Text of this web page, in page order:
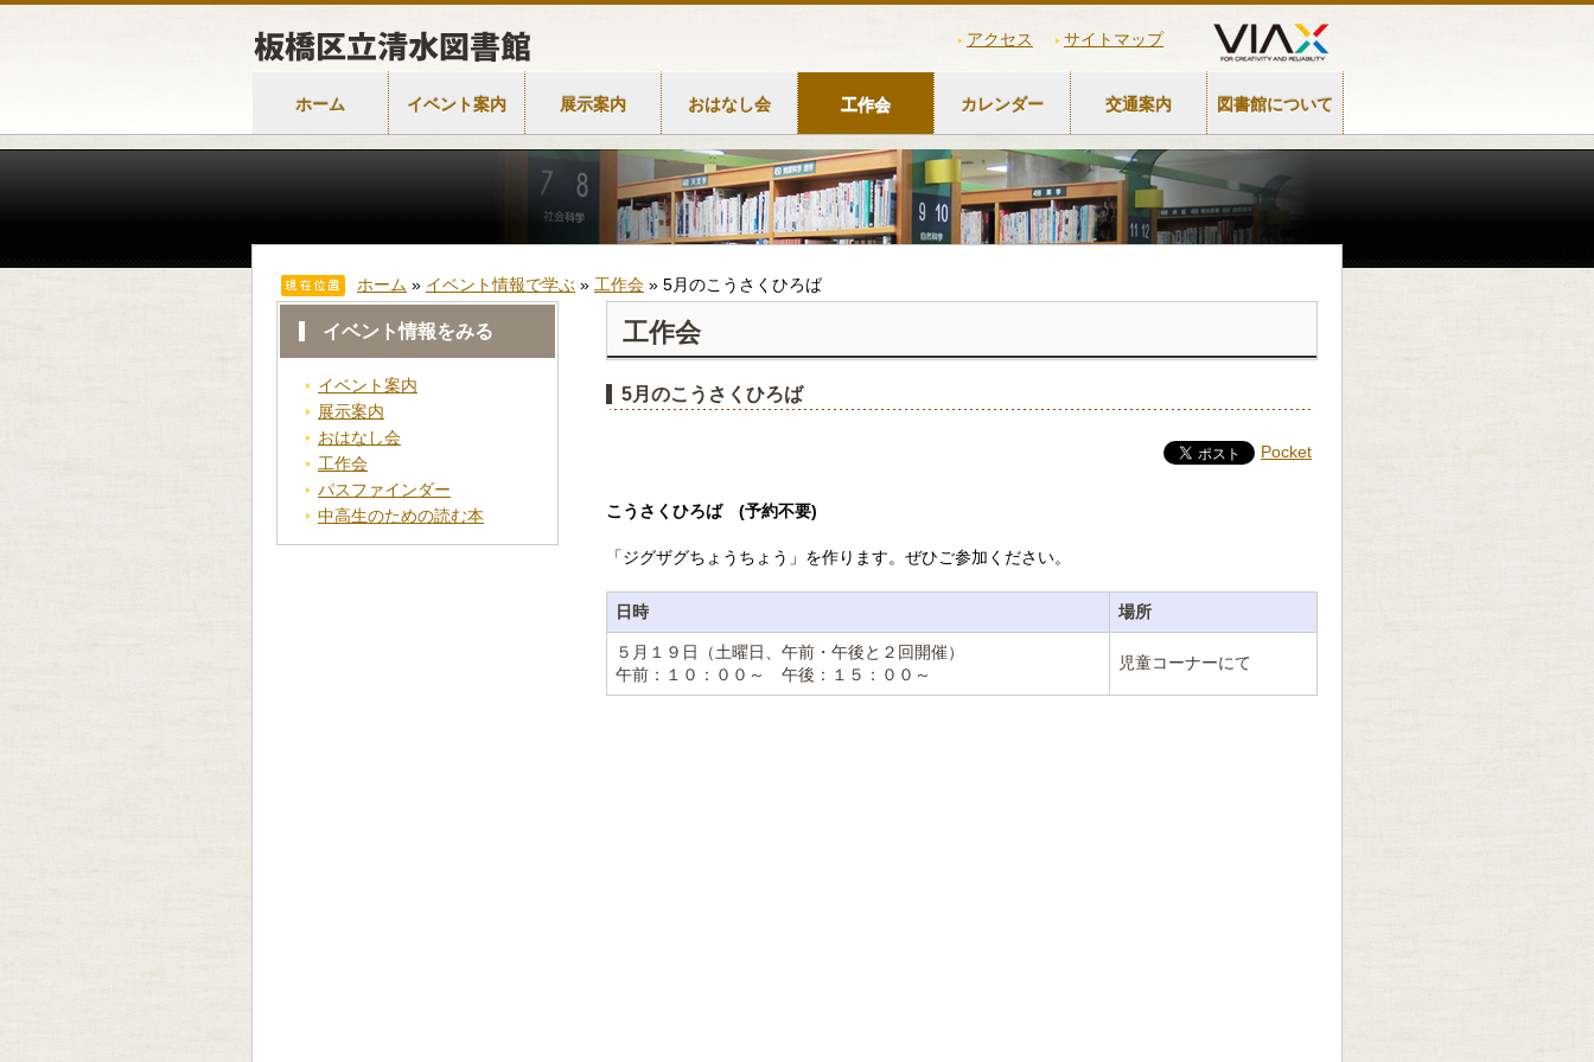
アクセス サイトマップ
ホーム イベント案内 展示案内 おはなし会 工作会 カレンダー 交通案内 図書館について
ホーム » イベント情報で学ぶ » 工作会 » 5月のこうさくひろば
イベント情報をみる
イベント案内
展示案内
おはなし会
工作会
パスファインダー
中高生のための読む本
工作会
5月のこうさくひろば
Pocket
こうさくひろば (予約不要)
「ジグザグちょうちょう」を作ります。ぜひご参加ください。
日時 場所
５月１９日（土曜日、午前・午後と２回開催）
午前：１０：００～ 午後：１５：００～
児童コーナーにて